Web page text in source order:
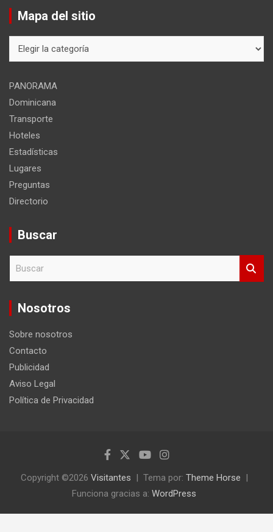
Mapa del sitio
del
PANORAMA
Dominicana
Transporte
Hoteles
Estadísticas
Lugares
Preguntas
Directorio
Buscar
c
Nosotros
Sobre nosotros
Contacto
Publicidad
Aviso Legal
Política de Privacidad
Copyright ©2026 Visitantes Tema por: Theme Horse
Funciona gracias a: WordPress